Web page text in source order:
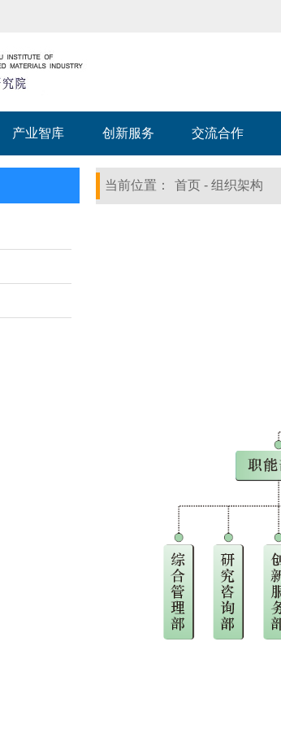
产业智库 创新服务 交流合作
当前位置： 首页 -组织架构